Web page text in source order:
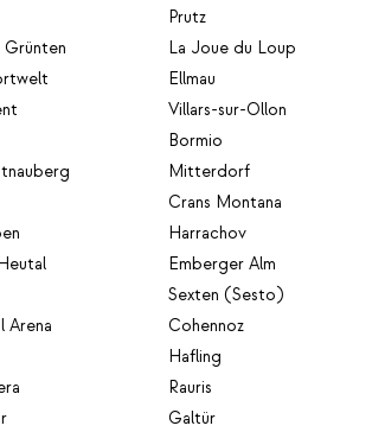
Grünten
Arena
Prutz
La Joue du Loup
Ellmau
Villars-sur-Ollon
Bormio
Mitterdorf
Crans Montana
Harrachov
Emberger Alm
Sexten (Sesto)
Cohennoz
Hafling
Rauris
Galtür